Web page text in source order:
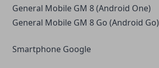
General Mobile GM 8 (Android One)
General Mobile GM 8 Go (Android Go)
Smartphone Google